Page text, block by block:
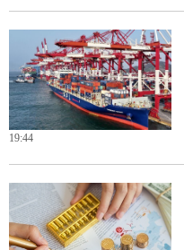
19:44